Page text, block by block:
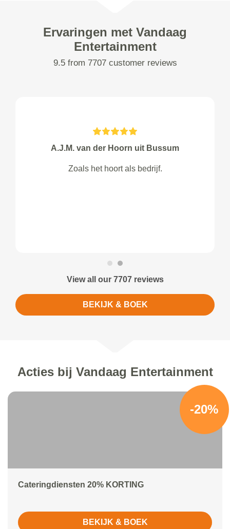
Ervaringen met Vandaag
Entertainment
9.5 from 7707 customer reviews
A.J.M. van der Hoorn uit Bussum
Zoals het hoort als bedrijf.
View all our 7707 reviews
BEKIJK & BOEK
Acties bij Vandaag Entertainment
-20%
Cateringdiensten 20% KORTING
BEKIJK & BOEK